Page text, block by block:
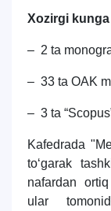
Xozirgi
– 2 ta
– 33 ta ОАK
– 3 ta
Kafedrada
to‘garak
nafardan
ular